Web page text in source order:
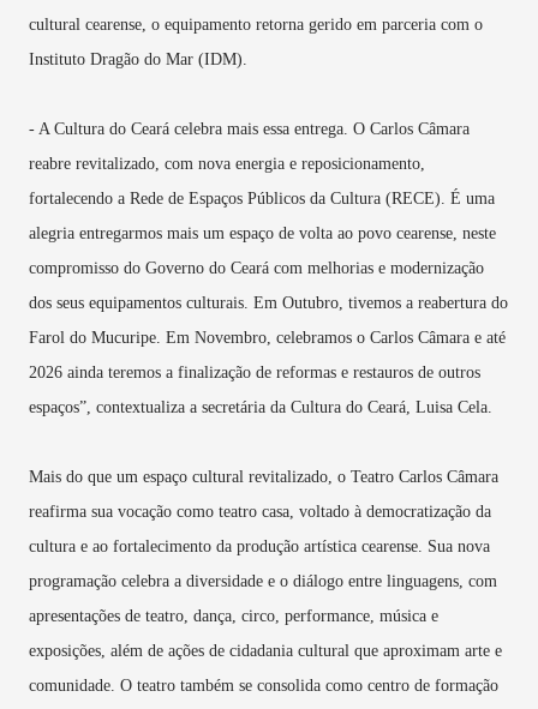
cultural cearense, o equipamento retorna gerido em parceria com o
Instituto Dragão do Mar (IDM).
- A Cultura do Ceará celebra mais essa entrega. O Carlos Câmara
reabre revitalizado, com nova energia e reposicionamento,
fortalecendo a Rede de Espaços Públicos da Cultura (RECE). É uma
alegria entregarmos mais um espaço de volta ao povo cearense, neste
compromisso do Governo do Ceará com melhorias e modernização
dos seus equipamentos culturais. Em Outubro, tivemos a reabertura do
Farol do Mucuripe. Em Novembro, celebramos o Carlos Câmara e até
2026 ainda teremos a finalização de reformas e restauros de outros
espaços”, contextualiza a secretária da Cultura do Ceará, Luisa Cela.
Mais do que um espaço cultural revitalizado, o Teatro Carlos Câmara
reafirma sua vocação como teatro casa, voltado à democratização da
cultura e ao fortalecimento da produção artística cearense. Sua nova
programação celebra a diversidade e o diálogo entre linguagens, com
apresentações de teatro, dança, circo, performance, música e
exposições, além de ações de cidadania cultural que aproximam arte e
comunidade. O teatro também se consolida como centro de formação